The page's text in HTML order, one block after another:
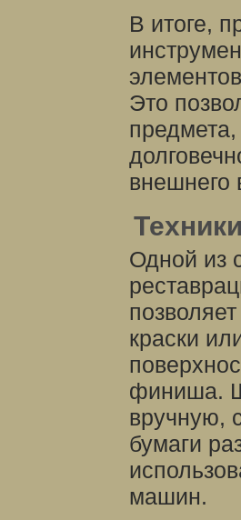
В итоге,
Это
предмета,
внешнего
Одной из
краски
финиша.
вручную,
бумаги
машин.